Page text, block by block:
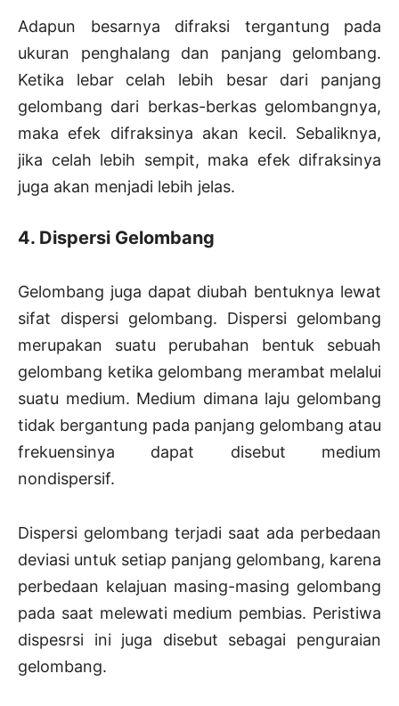
Adapun besarnya difraksi tergantung pada
ukuran penghalang dan panjang gelombang.
Ketika lebar celah lebih besar dari panjang
gelombang dari berkas-berkas gelombangnya,
maka efek difraksinya akan kecil. Sebaliknya,
jika celah lebih sempit, maka efek difraksinya
juga akan menjadi lebih jelas.
4. Dispersi Gelombang
Gelombang juga dapat diubah bentuknya lewat
sifat dispersi gelombang. Dispersi gelombang
merupakan suatu perubahan bentuk sebuah
gelombang ketika gelombang merambat melalui
suatu medium. Medium dimana laju gelombang
tidak bergantung pada panjang gelombang atau
frekuensinya dapat disebut medium
nondispersif.
Dispersi gelombang terjadi saat ada perbedaan
deviasi untuk setiap panjang gelombang, karena
perbedaan kelajuan masing-masing gelombang
pada saat melewati medium pembias. Peristiwa
dispesrsi ini juga disebut sebagai penguraian
gelombang.